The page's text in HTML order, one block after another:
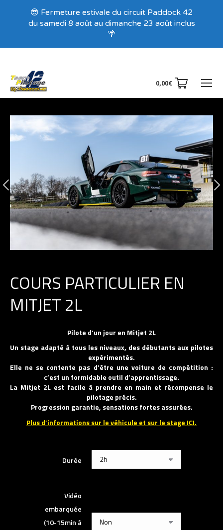
0,00€
COURS PARTICULIER EN
MITJET 2L
Pilote d’un jour en Mitjet 2L
Un stage adapté à tous les niveaux, des débutants aux pilotes
expérimentés.
Elle ne se contente pas d’être une voiture de compétition :
c’est un formidable outil d’apprentissage.
La Mitjet 2L est facile à prendre en main et récompense le
pilotage précis.
Progression garantie, sensations fortes assurées.
Plus d’informations sur le véhicule et sur le stage ICI.
Durée
Vidéo
embarquée
(10-15min à
Recevez nos offres exclusives !
😎 Fermeture estivale du circuit Paddock 42
du samedi 8 août au dimanche 23 août inclus
🌴